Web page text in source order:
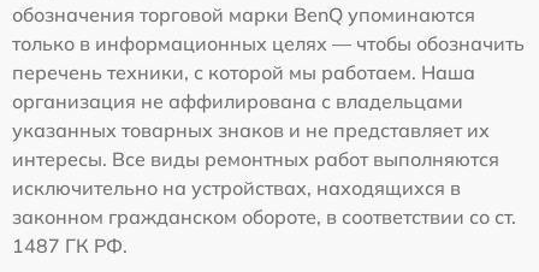
обозначения торговой марки BenQ упоминаются
только в информационных целях — чтобы обозначить
перечень техники, с которой мы работаем. Наша
организация не аффилирована с владельцами
указанных товарных знаков и не представляет их
интересы. Все виды ремонтных работ выполняются
исключительно на устройствах, находящихся в
законном гражданском обороте, в соответствии со ст.
1487 ГК РФ.